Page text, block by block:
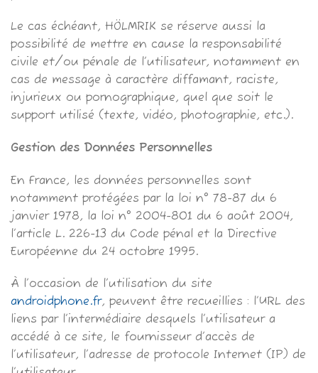
Le cas échéant, HÖLMRIK se réserve aussi la
possibilité de mettre en cause la responsabilité
civile et/ou pénale de l’utilisateur, notamment en
cas de message à caractère diffamant, raciste,
injurieux ou pornographique, quel que soit le
support utilisé (texte, vidéo, photographie, etc.).
Gestion des Données Personnelles
En France, les données personnelles sont
notamment protégées par la loi n° 78-87 du 6
janvier 1978, la loi n° 2004-801 du 6 août 2004,
l’article L. 226-13 du Code pénal et la Directive
Européenne du 24 octobre 1995.
À l’occasion de l’utilisation du site
androidphone.fr, peuvent être recueillies : l’URL des
liens par l’intermédiaire desquels l’utilisateur a
accédé à ce site, le fournisseur d’accès de
l’utilisateur, l’adresse de protocole Internet (IP) de